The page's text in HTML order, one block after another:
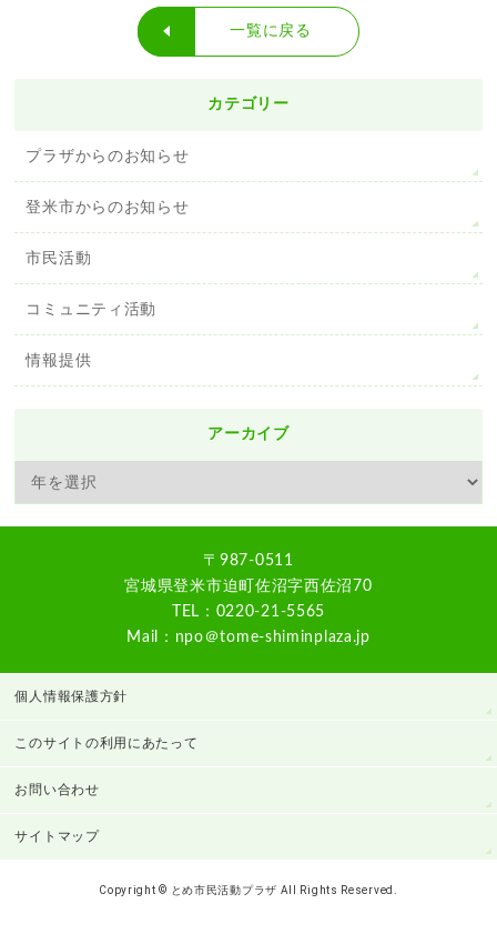
一覧に戻る
カテゴリー
プラザからのお知らせ
登米市からのお知らせ
市民活動
コミュニティ活動
情報提供
アーカイブ
〒987-0511
宮城県登米市迫町佐沼字西佐沼70
TEL：0220-21-5565
Mail：npo＠tome-shiminplaza.jp
個人情報保護方針
このサイトの利用にあたって
お問い合わせ
サイトマップ
Copyright © とめ市民活動プラザ All Rights Reserved.